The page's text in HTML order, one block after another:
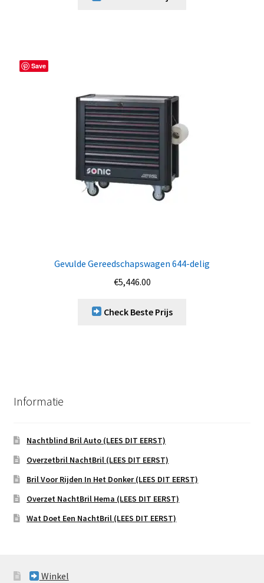
Save
Gevulde Gereedschapswagen 644-delig
€5,446.00
Check Beste Prijs
Informatie
Nachtblind Bril Auto (LEES DIT EERST)
Overzetbril NachtBril (LEES DIT EERST)
Bril Voor Rijden In Het Donker (LEES DIT EERST)
Overzet NachtBril Hema (LEES DIT EERST)
Wat Doet Een NachtBril (LEES DIT EERST)
Winkel